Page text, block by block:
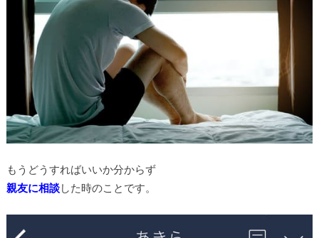
もうどうすればいいか分からず
親友に相談した時のことです。